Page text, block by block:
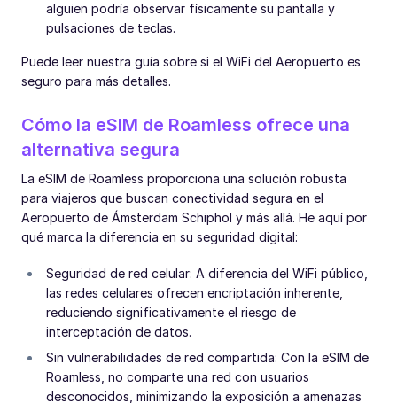
alguien podría observar físicamente su pantalla y
pulsaciones de teclas.
Puede leer nuestra guía sobre si el WiFi del Aeropuerto es
seguro para más detalles.
Cómo la eSIM de Roamless ofrece una
alternativa segura
La eSIM de Roamless proporciona una solución robusta
para viajeros que buscan conectividad segura en el
Aeropuerto de Ámsterdam Schiphol y más allá. He aquí por
qué marca la diferencia en su seguridad digital:
Seguridad de red celular: A diferencia del WiFi público,
las redes celulares ofrecen encriptación inherente,
reduciendo significativamente el riesgo de
interceptación de datos.
Sin vulnerabilidades de red compartida: Con la eSIM de
Roamless, no comparte una red con usuarios
desconocidos, minimizando la exposición a amenazas